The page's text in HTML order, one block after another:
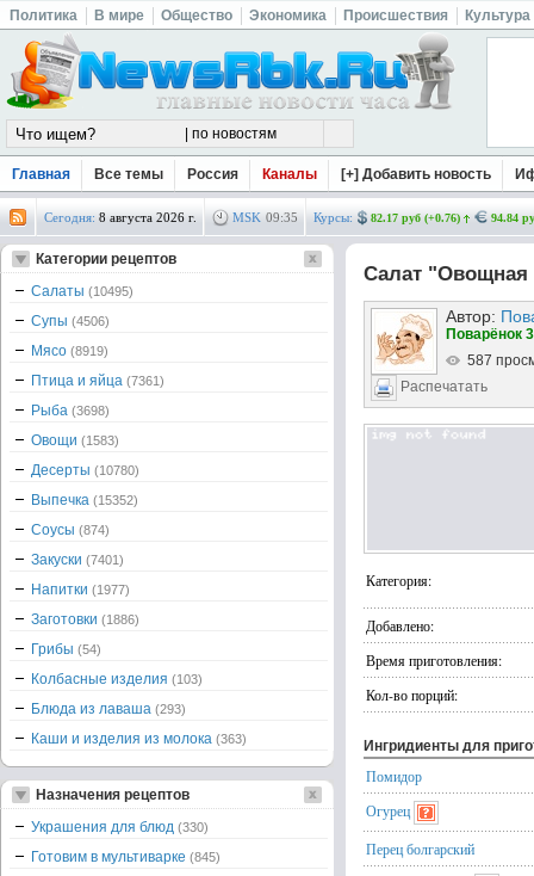
Политика В мире Общество Экономика Происшествия Культура
Главная Все темы Россия Каналы [+] Добавить новость
Сегодня: 8 августа 2026 г. MSK 09:35 Курсы: 82.17 руб (+0.76) 94.84
Салат "Овощная
Автор:
Поварёнок
587
Распечатать
Категория:
Добавлено:
Время приготовления:
Кол-во порций:
Ингридиенты для
Помидор
Огурец
Перец болгарский
Категории рецептов
Салаты (10495)
Супы (4506)
Мясо (8919)
Птица и яйца (7361)
Рыба (3698)
Овощи (1583)
Десерты (10780)
Выпечка (15352)
Соусы (874)
Закуски (7401)
Напитки (1977)
Заготовки (1886)
Грибы (54)
Колбасные изделия (103)
Блюда из лаваша (293)
Каши и изделия из молока (363)
Назначения рецептов
Украшения для блюд (330)
Готовим в мультиварке (845)